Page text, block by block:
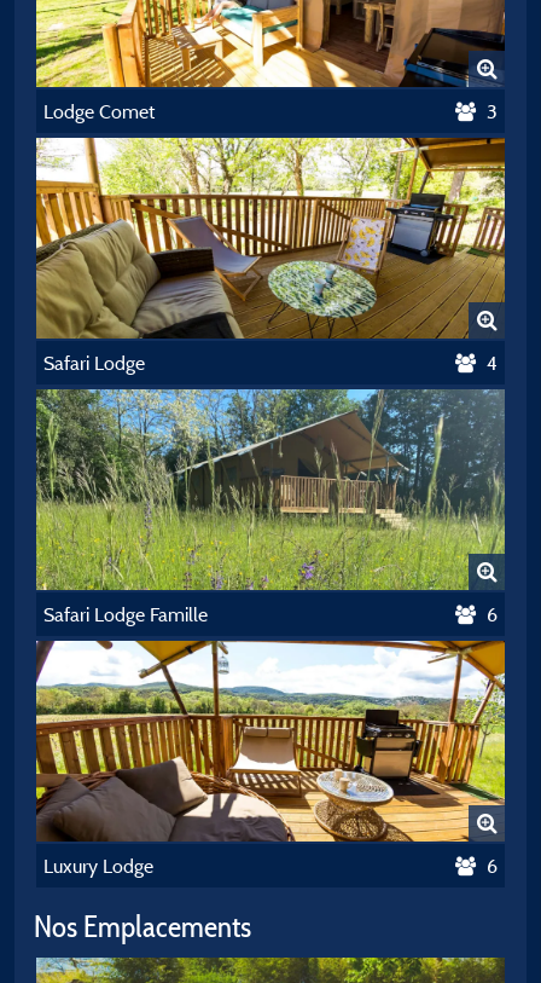
Lodge Comet 3
Safari Lodge 4
Safari Lodge Famille 6
Luxury Lodge 6
Nos Emplacements